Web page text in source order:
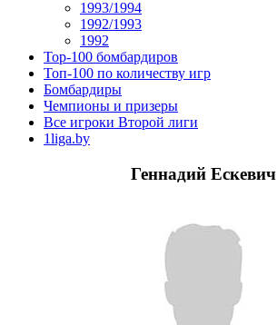
1993/1994
1992/1993
1992
Top-100 бомбардиров
Топ-100 по количеству игр
Бомбардиры
Чемпионы и призеры
Все игроки Второй лиги
1liga.by
Геннадий Ескевич